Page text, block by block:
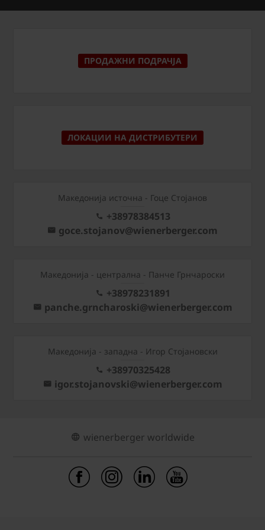
ПРОДАЖНИ ПОДРАЧЈА
ЛОКАЦИИ НА ДИСТРИБУТЕРИ
Македонија источна - Гоце Стојанов
+38978384513
goce.stojanov@wienerberger.com
Mакедонија - централна - Панче Грнчароски
+38978231891
panche.grncharoski@wienerberger.com
Mакедонија - западна - Игор Стојановски
+38970325428
igor.stojanovski@wienerberger.com
wienerberger worldwide